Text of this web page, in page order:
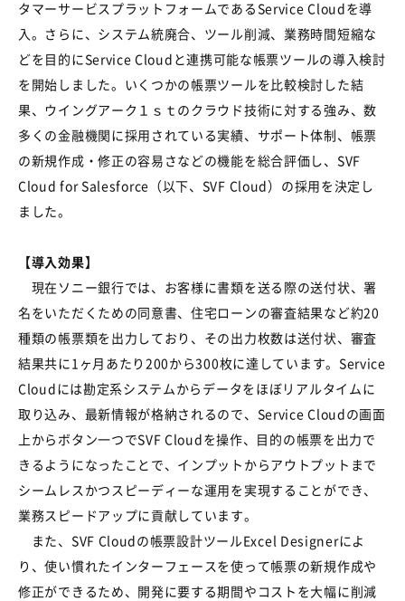
タマーサービスプラットフォームであるService Cloudを導
入。さらに、システム統廃合、ツール削減、業務時間短縮な
どを目的にService Cloudと連携可能な帳票ツールの導入検討
を開始しました。いくつかの帳票ツールを比較検討した結
果、ウイングアーク１ｓｔのクラウド技術に対する強み、数
多くの金融機関に採用されている実績、サポート体制、帳票
の新規作成・修正の容易さなどの機能を総合評価し、SVF
Cloud for Salesforce（以下、SVF Cloud）の採用を決定し
ました。
【導入効果】
現在ソニー銀行では、お客様に書類を送る際の送付状、署
名をいただくための同意書、住宅ローンの審査結果など約20
種類の帳票類を出力しており、その出力枚数は送付状、審査
結果共に1ヶ月あたり200から300枚に達しています。Service
Cloudには勘定系システムからデータをほぼリアルタイムに
取り込み、最新情報が格納されるので、Service Cloudの画面
上からボタン一つでSVF Cloudを操作、目的の帳票を出力で
きるようになったことで、インプットからアウトプットまで
シームレスかつスピーディーな運用を実現することができ、
業務スピードアップに貢献しています。
また、SVF Cloudの帳票設計ツールExcel Designerによ
り、使い慣れたインターフェースを使って帳票の新規作成や
修正ができるため、開発に要する期間やコストを大幅に削減